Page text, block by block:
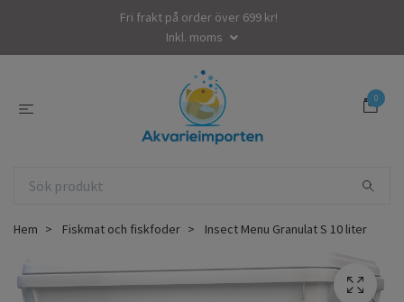
Fri frakt på order över 699 kr!
Inkl. moms
0
Hem Fiskmat och fiskfoder Insect Menu Granulat S 10 liter